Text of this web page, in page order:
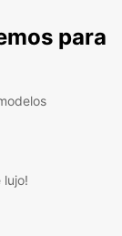
para
lujo!